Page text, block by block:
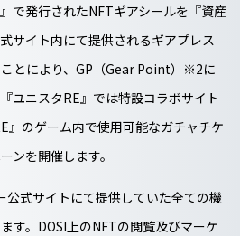
で発行されたNFTギアシールを『資産
サイト内にて提供されるギアプレス
とにより、GP（Gear Point） ※2に
ユニスタRE』では特設コラボサイト
』のゲーム内で使用可能なガチャチケ
ンを開催します。
公式サイトにて提供していた全ての機
す。DOSI上のNFTの閲覧及びマーケ